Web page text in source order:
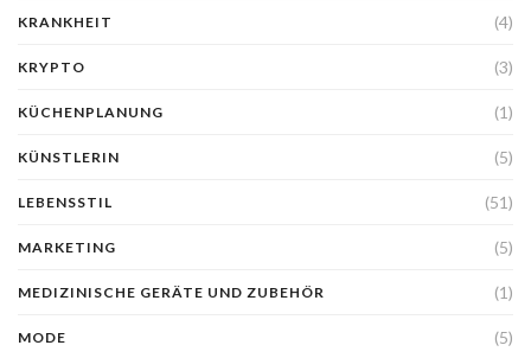
KRANKHEIT (4)
KRYPTO (3)
KÜCHENPLANUNG (1)
KÜNSTLERIN (5)
LEBENSSTIL (51)
MARKETING (5)
MEDIZINISCHE GERÄTE UND ZUBEHÖR (1)
MODE (5)